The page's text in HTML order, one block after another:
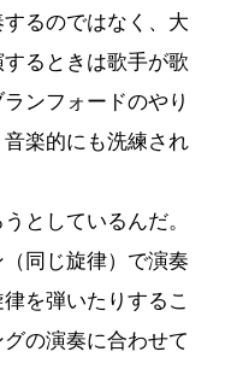
るのではなく、大
るときは歌手が歌
ンフォードのやり
楽的にも洗練され
としているんだ。
同じ旋律）で演奏
を弾いたりするこ
の演奏に合わせて